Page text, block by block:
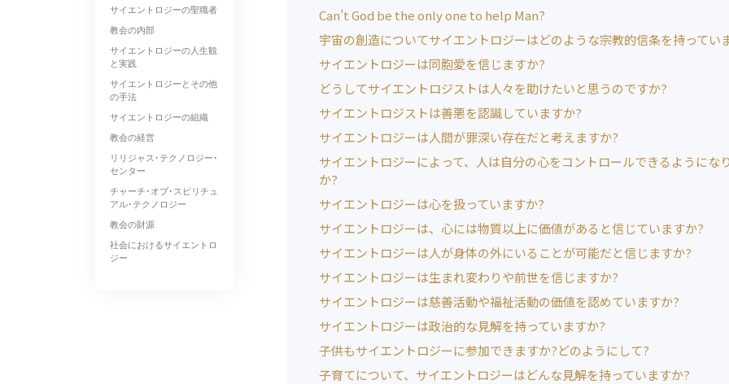
Can’t God be the only one to help Man?
宇宙の創造についてサイエントロジーはどのような宗教的信条を持ってい
サイエントロジーは同胞愛を信じますか?
どうしてサイエントロジストは人々を助けたいと思うのですか?
サイエントロジストは善悪を認識していますか?
サイエントロジーは人間が罪深い存在だと考えますか?
サイエントロジーによって、人は自分の心をコントロールできるようにな
か?
サイエントロジーは心を扱っていますか?
サイエントロジーは、心には物質以上に価値があると信じていますか?
サイエントロジーは人が身体の外にいることが可能だと信じますか?
サイエントロジーは生まれ変わりや前世を信じますか?
サイエントロジーは慈善活動や福祉活動の価値を認めていますか?
サイエントロジーは政治的な見解を持っていますか?
子供もサイエントロジーに参加できますか?どのようにして?
子育てについて、サイエントロジーはどんな見解を持っていますか?
サイエントロジーの聖職者
教会の内部
サイエントロジーの人生観
と実践
サイエントロジーとその他
の手法
サイエントロジーの組織
教会の経営
リリジャス･テクノロジー･
センター
チャーチ･オブ･スピリチュ
アル･テクノロジー
教会の財源
社会におけるサイエントロ
ジー